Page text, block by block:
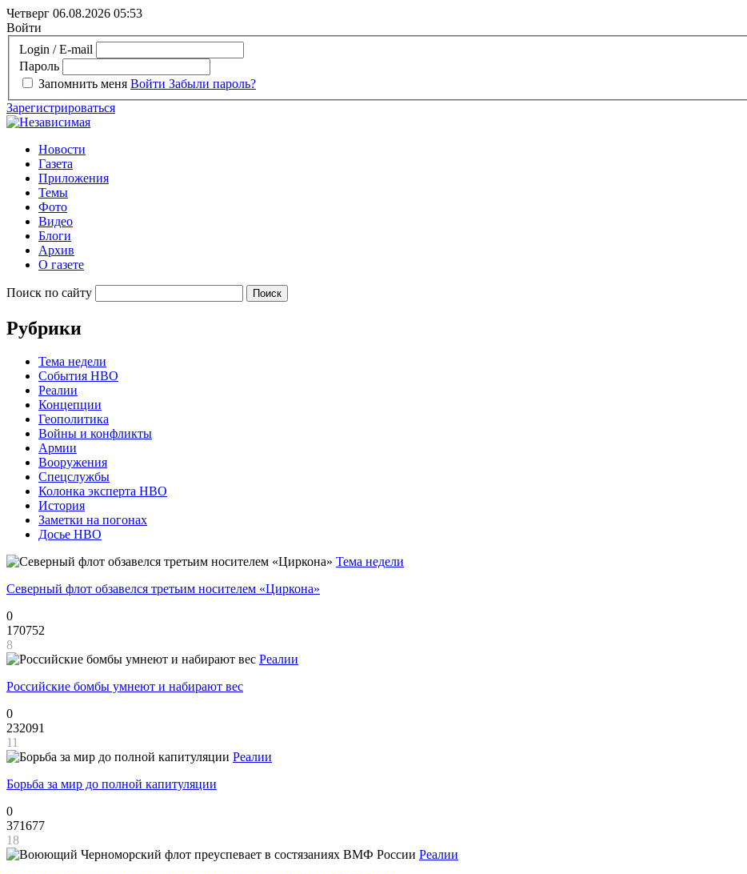
Четверг 06.08.2026 05:53
Войти
Login / E-mail
Пароль
Запомнить меня Войти Забыли пароль?
Зарегистрироваться
Новости
Газета
Приложения
Темы
Фото
Видео
Блоги
Архив
О газете
Поиск по сайту
Рубрики
Тема недели
События НВО
Реалии
Концепции
Геополитика
Войны и конфликты
Армии
Вооружения
Спецслужбы
Колонка эксперта НВО
История
Заметки на погонах
Досье НВО
Тема недели
Северный флот обзавелся третьим носителем «Циркона»
0
170752
8
Реалии
Российские бомбы умнеют и набирают вес
0
232091
11
Реалии
Борьба за мир до полной капитуляции
0
371677
18
Реалии